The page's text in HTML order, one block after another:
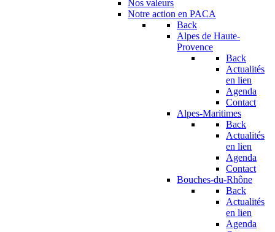
Nos valeurs
Notre action en PACA
Back
Alpes de Haute-
Provence
Back
Actualités
en lien
Agenda
Contact
Alpes-Maritimes
Back
Actualités
en lien
Agenda
Contact
Bouches-du-Rhône
Back
Actualités
en lien
Agenda